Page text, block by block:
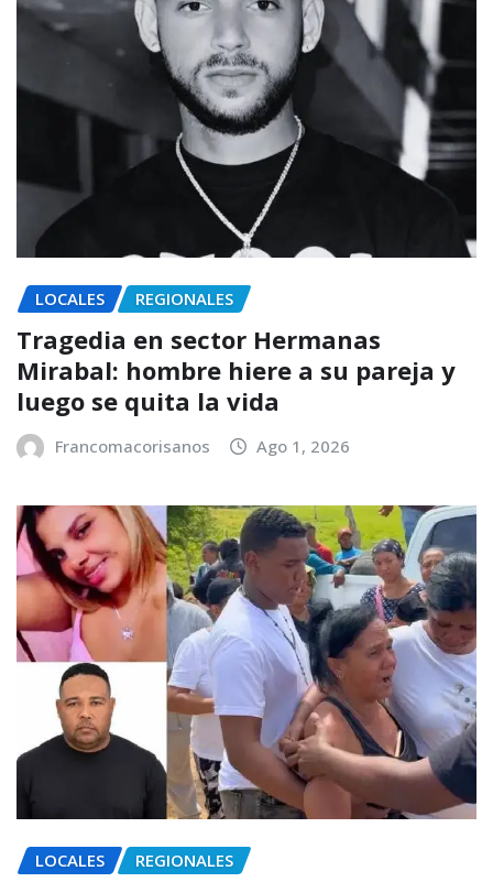
LOCALES REGIONALES
Tragedia en sector Hermanas
Mirabal: hombre hiere a su pareja y
luego se quita la vida
Francomacorisanos Ago 1, 2026
LOCALES REGIONALES